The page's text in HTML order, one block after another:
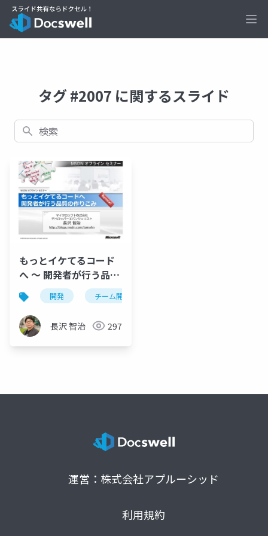
タグ #2007 に関するスライド
検索
もっとイケてるコード
へ ～ 開発者が行う品質
の作りこみ
開発 チーム開発
長沢 智治 297
運営：株式会社アプルーシッド
利用規約